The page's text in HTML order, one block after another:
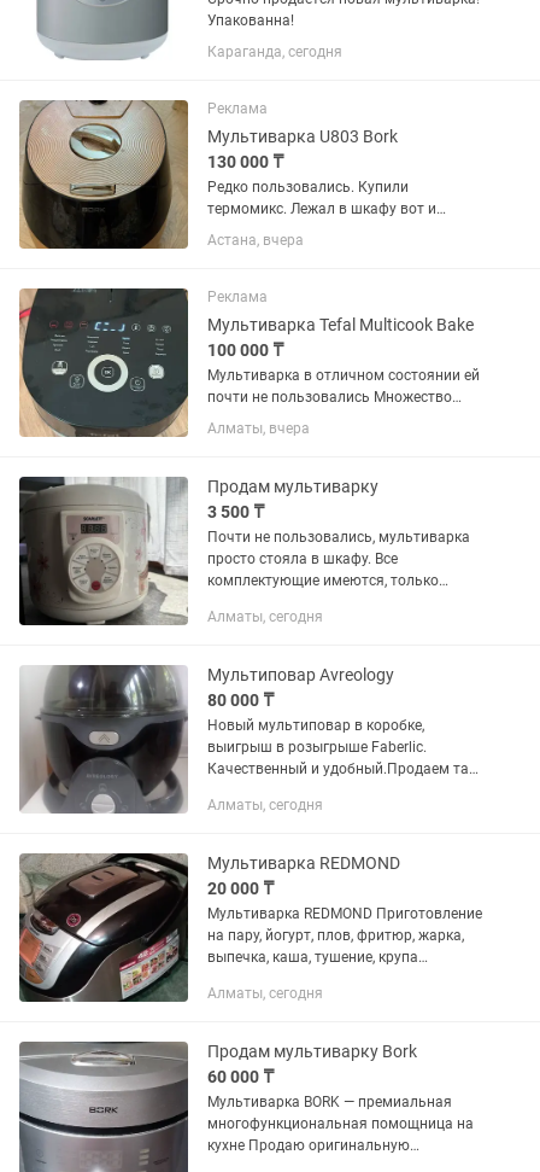
Упакованна!
Караганда, сегодня
Реклама
Мультиварка U803 Bork
130 000 ₸
Редко пользовались. Купили
термомикс. Лежал в шкафу вот и
продаем
Астана, вчера
Реклама
Мультиварка Tefal Multicook Bake
100 000 ₸
Мультиварка в отличном состоянии ей
почти не пользовались Множество
режимов и возможностей для готовки
Алматы, вчера
Продам мультиварку
3 500 ₸
Почти не пользовались, мультиварка
просто стояла в шкафу. Все
комплектующие имеются, только
Алматы, сегодня
Мультиповар Avreology
80 000 ₸
Новый мультиповар в коробке,
выигрыш в розыгрыше Faberlic.
Качественный и удобный.Продаем так
Алматы, сегодня
Мультиварка REDMOND
20 000 ₸
Мультиварка REDMOND Приготовление
на пару, йогурт, плов, фритюр, жарка,
выпечка, каша, тушение, крупа
16 Отложенный старт Максимальное
Алматы, сегодня
Продам мультиварку Bork
60 000 ₸
Мультиварка BORK — премиальная
многофункциональная помощница на
кухне Продаю оригинальную